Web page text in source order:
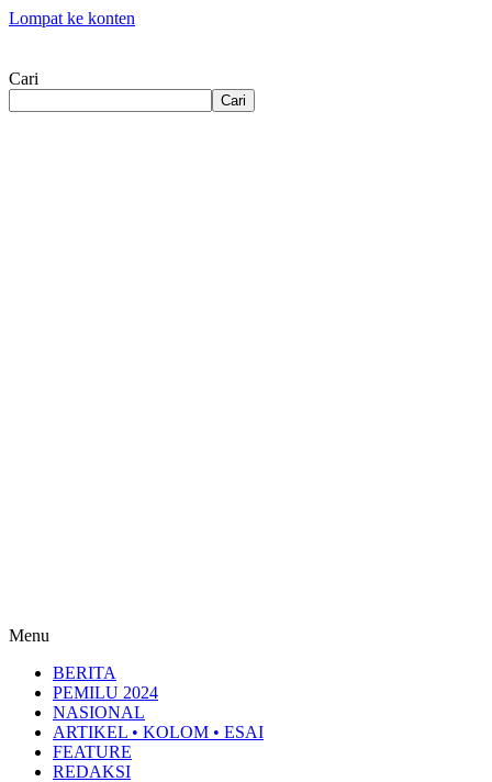
Lompat ke konten
Cari
Cari
Menu
BERITA
PEMILU 2024
NASIONAL
ARTIKEL • KOLOM • ESAI
FEATURE
REDAKSI